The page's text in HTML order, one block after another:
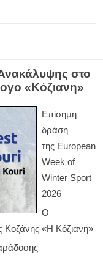
στο
«Κόζιανη»
Επίσημη
δράση
της European
Week of
Winter Sport
2026
Ο
Κοζάνης «Η Κόζιανη»